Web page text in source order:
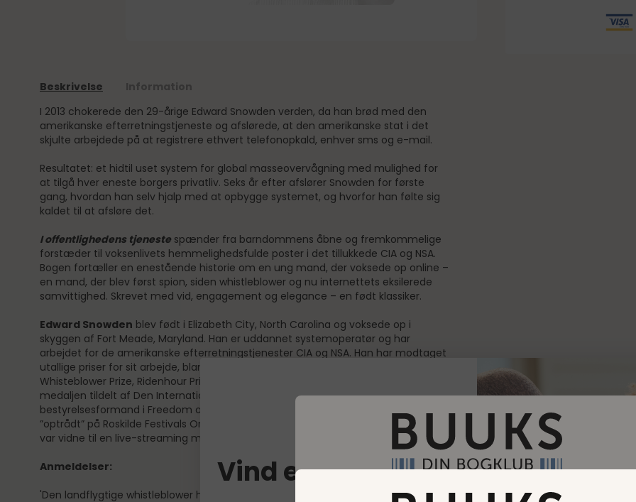
Bøger til medlemspriser. Vores mission er at gøre det
Beskrivelse
Information
I 2013 chokerede den 29-årige Edward Snowden verden, da han brød med den
amerikanske efterretningstjeneste og afslørede, at den amerikanske stat i det
skjulte arbejdede på at registrere ethvert telefonopkald, enhver sms og e-mail.
Resultatet: et hidtil uset system for global masseovervågning med mulighed for
at tilgå hver eneste borgers privatliv. Seks år efter afslører Snowden for første
gang, hvordan han selv hjalp med at opbygge systemet, og hvorfor han følte sig
kaldet til at afsløre det.
I offentlighedens tjeneste spænder fra barndommens åbne og fremkommelige
forstæder til voksenlivets hemmelighedsfulde poster i det tillukkede CIA og NSA.
Bogen fortæller en enestående historie om en ung mand, der voksede op online –
en mand, der blev først spion, siden whistleblower og nu internettets eksilerede
samvittighed. Skrevet med vid, engagement og elegance – en født klassiker.
Edward Snowden blev født i Elizabeth City, North Carolina og voksede op i
skyggen af Fort Meade, Maryland. Han er uddannet systemoperatør og har
arbejdet for de amerikanske efterretningstjenester CIA og NSA. Han har modtaget
utallige priser for sit arbejde, blandt andet Right Livelihood award, den tyske
Whisteblower Prize, Ridenhour Prize for Truth-Telling, og Carl von Ossietzky-
medaljen tildelt af Den Internationale Liga for Menneskerettigheder. I dag er han
bestyrelsesformand i Freedom of the Press Foundation. Edward Snowden har
”optrådt” på Roskilde Festivals Orange Scene, hvor tusinder af festivaldeltagere
var vidne til en live-streaming med ham.
Anmeldelser:
'Den landflygtige whistleblower har skrevet en bog, der vil få klassikerstatus.'
Vind en gratis bog